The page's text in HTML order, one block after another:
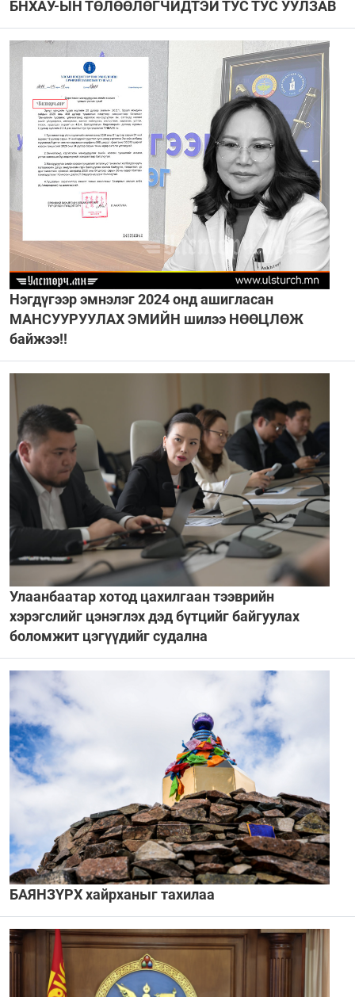
БНХАУ-ЫН ТӨЛӨӨЛӨГЧИДТЭЙ ТУС ТУС УУЛЗАВ
Нэгдүгээр эмнэлэг 2024 онд ашигласан
МАНСУУРУУЛАХ ЭМИЙН шилээ НӨӨЦЛӨЖ
байжээ!!
Улаанбаатар хотод цахилгаан тээврийн
хэрэгслийг цэнэглэх дэд бүтцийг байгуулах
боломжит цэгүүдийг судална
БАЯНЗҮРХ хайрханыг тахилаа